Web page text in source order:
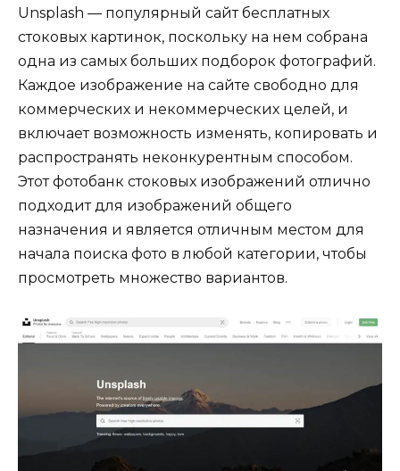
Unsplash — популярный сайт бесплатных
стоковых картинок, поскольку на нем собрана
одна из самых больших подборок фотографий.
Каждое изображение на сайте свободно для
коммерческих и некоммерческих целей, и
включает возможность изменять, копировать и
распространять неконкурентным способом.
Этот фотобанк стоковых изображений отлично
подходит для изображений общего
назначения и является отличным местом для
начала поиска фото в любой категории, чтобы
просмотреть множество вариантов.